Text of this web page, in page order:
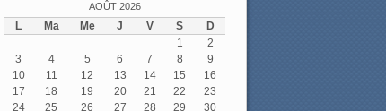
AOÛT 2026
L Ma Me J V S D
1
2
3
4 5 6 7 8
9
10
11 12 13 14 15
16
17
18 19 20 21 22
23
24
25 26 27 28 29
30